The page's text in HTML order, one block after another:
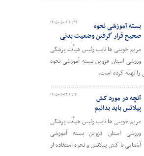
۱۴۰۵-۰۵-۰۶ ۱۰:۴۹
بسته آموزشی نحوه
صحیح قرار گرفتن وضعیت بدنی
مریم خوینی ها نایب رئیس هیأت پزشکی
ورزشی استان قزوین بسته آموزشی نحوه
تهیه کرده است.
۱۴۰۵-۰۴-۱۳ ۱۱:۱۴
آنچه در مورد کش
پیلاتس باید بدانیم
مریم خوینی ها نایب رئیس هیأت پزشکی
ورزشی استان قزوین بسته آموزشی
آشنایی با کش پیلاتس و نحوه استفاده از